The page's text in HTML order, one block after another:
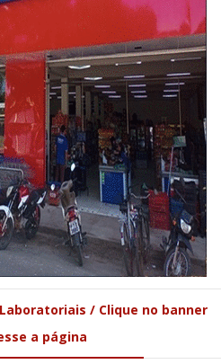
/ Clique no banner
a página